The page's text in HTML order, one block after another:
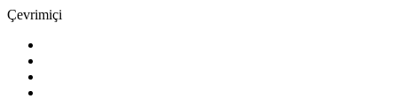
Çevrimiçi